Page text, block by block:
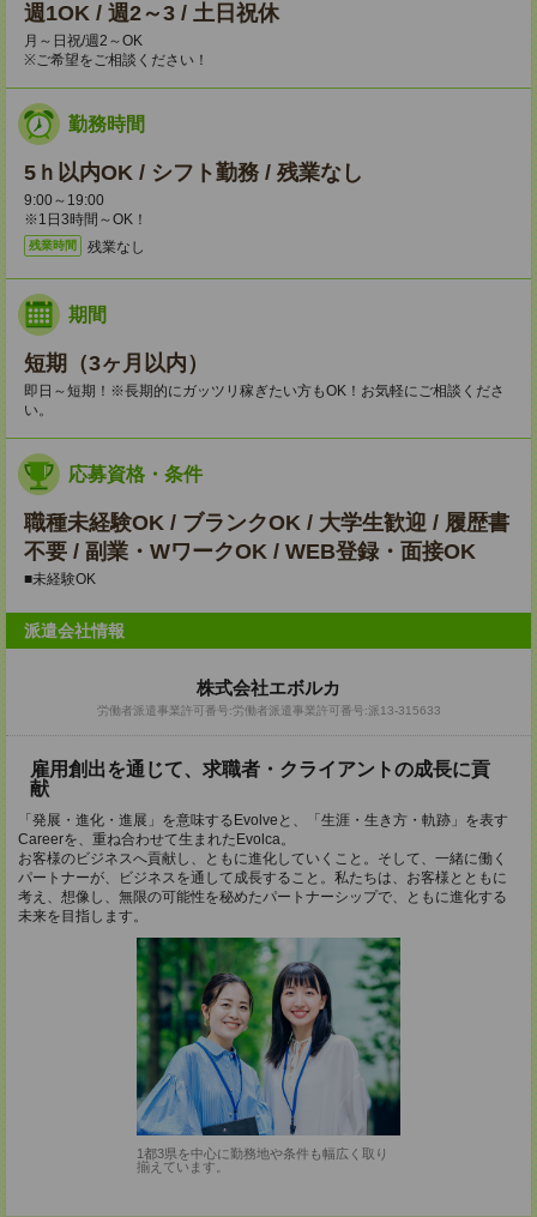
週1OK / 週2～3 / 土日祝休
月～日祝/週2～OK
※ご希望をご相談ください！
勤務時間
5ｈ以内OK / シフト勤務 / 残業なし
9:00～19:00
※1日3時間～OK！
残業時間 残業なし
期間
短期（3ヶ月以内）
即日～短期！※長期的にガッツリ稼ぎたい方もOK！お気軽にご相談くださ
い。
応募資格・条件
職種未経験OK / ブランクOK / 大学生歓迎 / 履歴書
不要 / 副業・WワークOK / WEB登録・面接OK
■未経験OK
派遣会社情報
株式会社エボルカ
労働者派遣事業許可番号:労働者派遣事業許可番号:派13‐315633
雇用創出を通じて、求職者・クライアントの成長に貢
献
「発展・進化・進展」を意味するEvolveと、「生涯・生き方・軌跡」を表す
Careerを、重ね合わせて生まれたEvolca。
お客様のビジネスへ貢献し、ともに進化していくこと。そして、一緒に働く
パートナーが、ビジネスを通して成長すること。私たちは、お客様とともに
考え、想像し、無限の可能性を秘めたパートナーシップで、ともに進化する
未来を目指します。
1都3県を中心に勤務地や条件も幅広く取り
揃えています。